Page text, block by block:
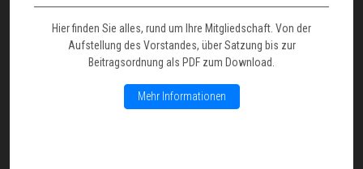
Hier finden Sie alles, rund um Ihre Mitgliedschaft. Von der
Aufstellung des Vorstandes, über Satzung bis zur
Beitragsordnung als PDF zum Download.
Mehr Informationen